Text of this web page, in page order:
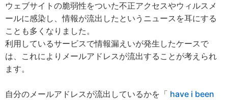
ウェブサイトの脆弱性をついた不正アクセスやウィルスメ
ールに感染し、情報が流出したというニュースを耳にする
ことも多くなりました。
利用しているサービスで情報漏えいが発生したケースで
は、これによりメールアドレスが流出することが考えられ
ます。
自分のメールアドレスが流出しているかを「 have i been